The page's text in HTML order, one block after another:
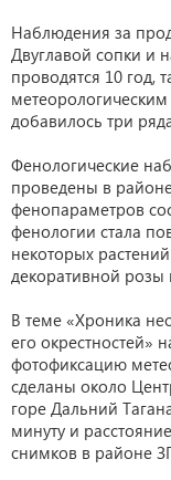
Наблюдения за
Двуглавой сопки и
проводятся 10 год,
добавилось три
Фенологические
проведены в
фенопараметров
фенологии стала
некоторых
декоративной
В теме «Хроника
его окрестностей»
фотофиксацию
сделаны около
горе Дальний
минуту и
снимков в районе